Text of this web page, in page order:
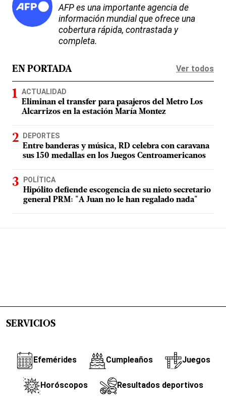
AFP es una importante agencia de
información mundial que ofrece una
cobertura rápida, contrastada y
completa.
EN PORTADA Ver todos
ACTUALIDAD
Eliminan el transfer para pasajeros del Metro Los
Alcarrizos en la estación María Montez
DEPORTES
Entre banderas y música, RD celebra con caravana
sus 150 medallas en los Juegos Centroamericanos
POLÍTICA
Hipólito defiende escogencia de su nieto secretario
general PRM: "A Juan no le han regalado nada"
SERVICIOS
Efemérides Cumpleaños Juegos
Horóscopos Resultados deportivos